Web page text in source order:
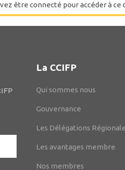
être connecté pour accéder à ce
La CCIFP
Qui sommes nous
Gouvernance
Les Délégations
Les avantages membre
Nos membres